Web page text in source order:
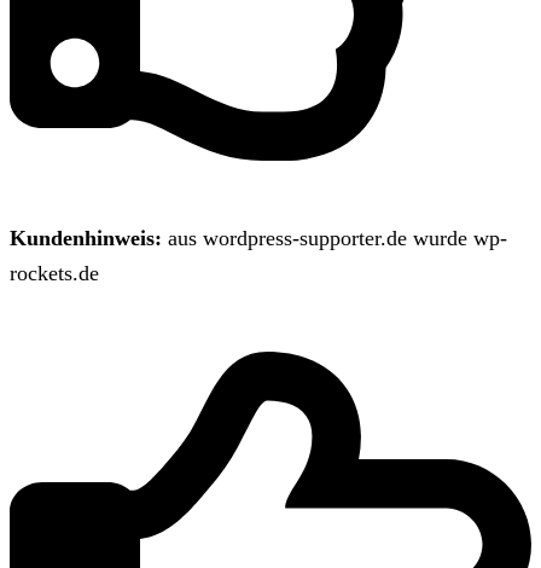
Kundenhinweis: aus wordpress-supporter.de wurde wp-
rockets.de